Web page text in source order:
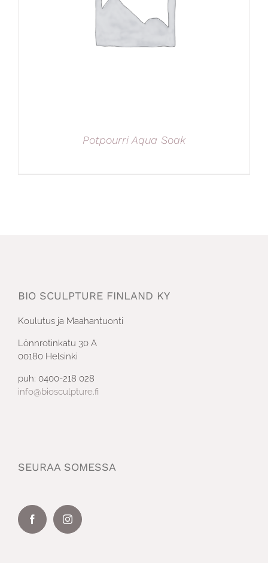
Potpourri Aqua Soak
BIO SCULPTURE FINLAND KY
Koulutus ja Maahantuonti
Lönnrotinkatu 30 A
00180 Helsinki
puh: 0400-218 028
info@biosculpture.fi
SEURAA SOMESSA